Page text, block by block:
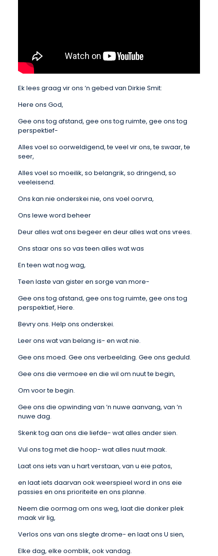
Ek lees graag vir ons ‘n gebed van Dirkie Smit:
Here ons God,
Gee ons tog afstand, gee ons tog ruimte, gee ons tog
perspektief-
Alles voel so oorweldigend, te veel vir ons, te swaar, te
seer,
Alles voel so moeilik, so belangrik, so dringend, so
veeleisend.
Ons kan nie onderskei nie, ons voel oorvra,
Ons lewe word beheer
Deur alles wat ons begeer en deur alles wat ons vrees.
Ons staar ons so vas teen alles wat was
En teen wat nog wag,
Teen laste van gister en sorge van more-
Gee ons tog afstand, gee ons tog ruimte, gee ons tog
perspektief, Here.
Bevry ons. Help ons onderskei.
Leer ons wat van belang is- en wat nie.
Gee ons moed. Gee ons verbeelding. Gee ons geduld.
Gee ons die vermoee en die wil om nuut te begin,
Om voor te begin.
Gee ons die opwinding van ‘n nuwe aanvang, van ‘n
nuwe dag.
Skenk tog aan ons die liefde- wat alles ander sien.
Vul ons tog met die hoop- wat alles nuut maak.
Laat ons iets van u hart verstaan, van u eie patos,
en laat iets daarvan ook weerspieel word in ons eie
passies en ons prioriteite en ons planne.
Neem die oormag om ons weg, laat die donker plek
maak vir lig,
Verlos ons van ons slegte drome- en laat ons U sien,
Elke dag, elke oomblik, ook vandag.